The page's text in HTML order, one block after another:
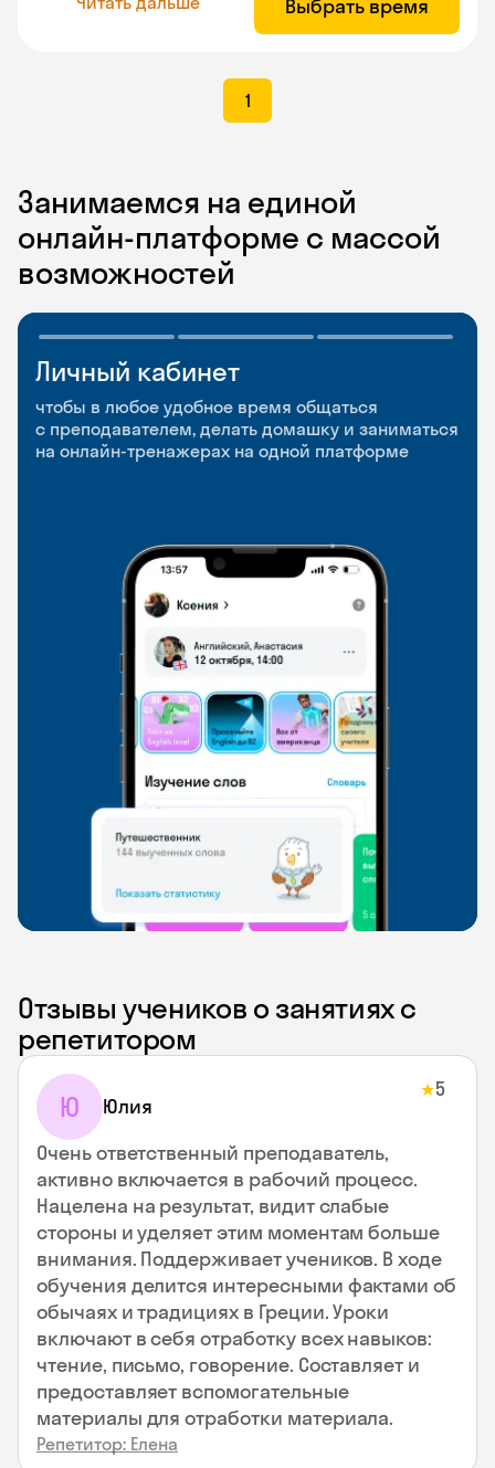
Выбрать время
1
Занимаемся на единой
онлайн-платформе с массой
возможностей
Личный кабинет
чтобы в любое удобное время общаться
с преподавателем, делать домашку и заниматься
на онлайн-тренажерах на одной платформе
Мобильное
приложение
чтобы заниматься и изучать новые слова где
и когда удобно
Разговорные клубы
и Talks
Групповые занятия для разговорной практики
и индивидуальные встречи с преподавателями
Отзывы учеников о занятиях с
репетитором
Ю Юлия
★5
Очень ответственный преподаватель,
активно включается в рабочий процесс.
Нацелена на результат, видит слабые
стороны и уделяет этим моментам больше
внимания. Поддерживает учеников. В ходе
обучения делится интересными фактами об
обычаях и традициях в Греции. Уроки
включают в себя отработку всех навыков:
чтение, письмо, говорение. Составляет и
предоставляет вспомогательные
материалы для отработки материала.
Репетитор: Елена